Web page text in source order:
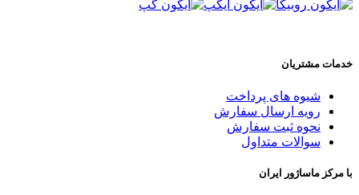
خدمات مشتریان
شیوه های پرداخت
رویه ارسال سفارش
نحوه ثبت سفارش
سوالات متداول
با مرکز ماساژور ایران